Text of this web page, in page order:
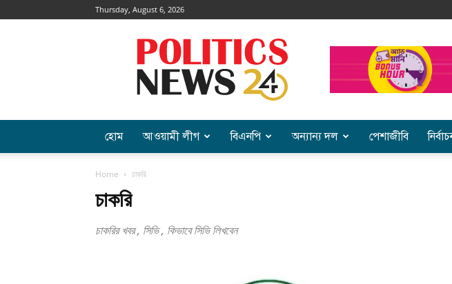
Thursday, August 6, 2026
Politics
হোম আওয়ামী লীগ বিএনপি অন্যান্য দল পেশাজীবি
Home চাকরি
চাকরি
চাকরির খবর , সিভি , কিভাবে সিভি লিখবেন